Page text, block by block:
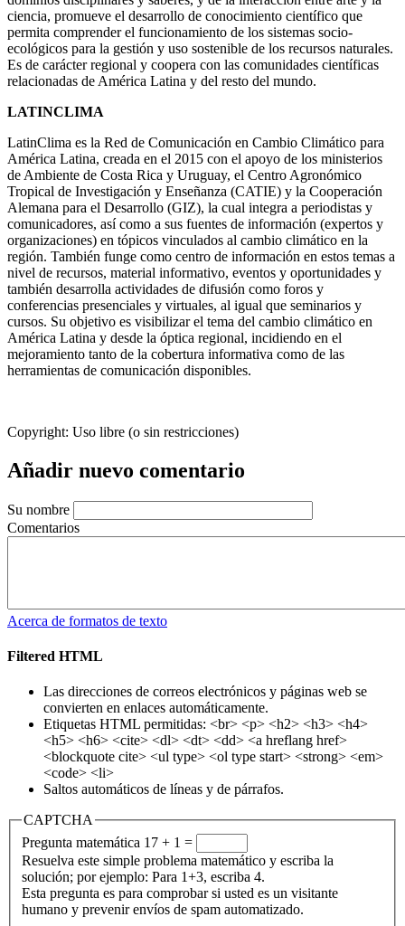
ciencia, promueve el desarrollo de conocimiento científico que
permita comprender el funcionamiento de los sistemas socio-
ecológicos para la gestión y uso sostenible de los recursos naturales.
Es de carácter regional y coopera con las comunidades científicas
relacionadas de América Latina y del resto del mundo.
LATINCLIMA
LatinClima es la Red de Comunicación en Cambio Climático para
América Latina, creada en el 2015 con el apoyo de los ministerios
de Ambiente de Costa Rica y Uruguay, el Centro Agronómico
Tropical de Investigación y Enseñanza (CATIE) y la Cooperación
Alemana para el Desarrollo (GIZ), la cual integra a periodistas y
comunicadores, así como a sus fuentes de información (expertos y
organizaciones) en tópicos vinculados al cambio climático en la
región. También funge como centro de información en estos temas a
nivel de recursos, material informativo, eventos y oportunidades y
también desarrolla actividades de difusión como foros y
conferencias presenciales y virtuales, al igual que seminarios y
cursos. Su objetivo es visibilizar el tema del cambio climático en
América Latina y desde la óptica regional, incidiendo en el
mejoramiento tanto de la cobertura informativa como de las
herramientas de comunicación disponibles.
Copyright: Uso libre (o sin restricciones)
Añadir nuevo comentario
Su nombre
Comentarios
Acerca de formatos de texto
Filtered HTML
Las direcciones de correos electrónicos y páginas web se
convierten en enlaces automáticamente.
Etiquetas HTML permitidas: <br> <p> <h2> <h3> <h4>
<h5> <h6> <cite> <dl> <dt> <dd> <a hreflang href>
<blockquote cite> <ul type> <ol type start> <strong> <em>
<code> <li>
Saltos automáticos de líneas y de párrafos.
CAPTCHA
Pregunta matemática 17 + 1 =
Resuelva este simple problema matemático y escriba la
solución; por ejemplo: Para 1+3, escriba 4.
Esta pregunta es para comprobar si usted es un visitante
humano y prevenir envíos de spam automatizado.